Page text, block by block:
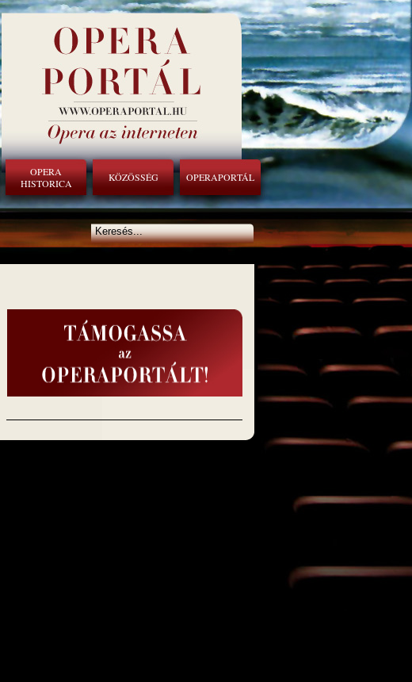
OPERA
HISTORICA
KÖZÖSSÉG OPERAPORTÁL